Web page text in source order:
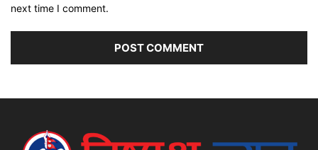
next time I comment.